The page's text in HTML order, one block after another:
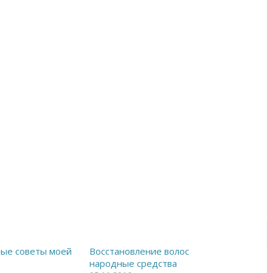
советы моей
Восстановление волос
народные средства